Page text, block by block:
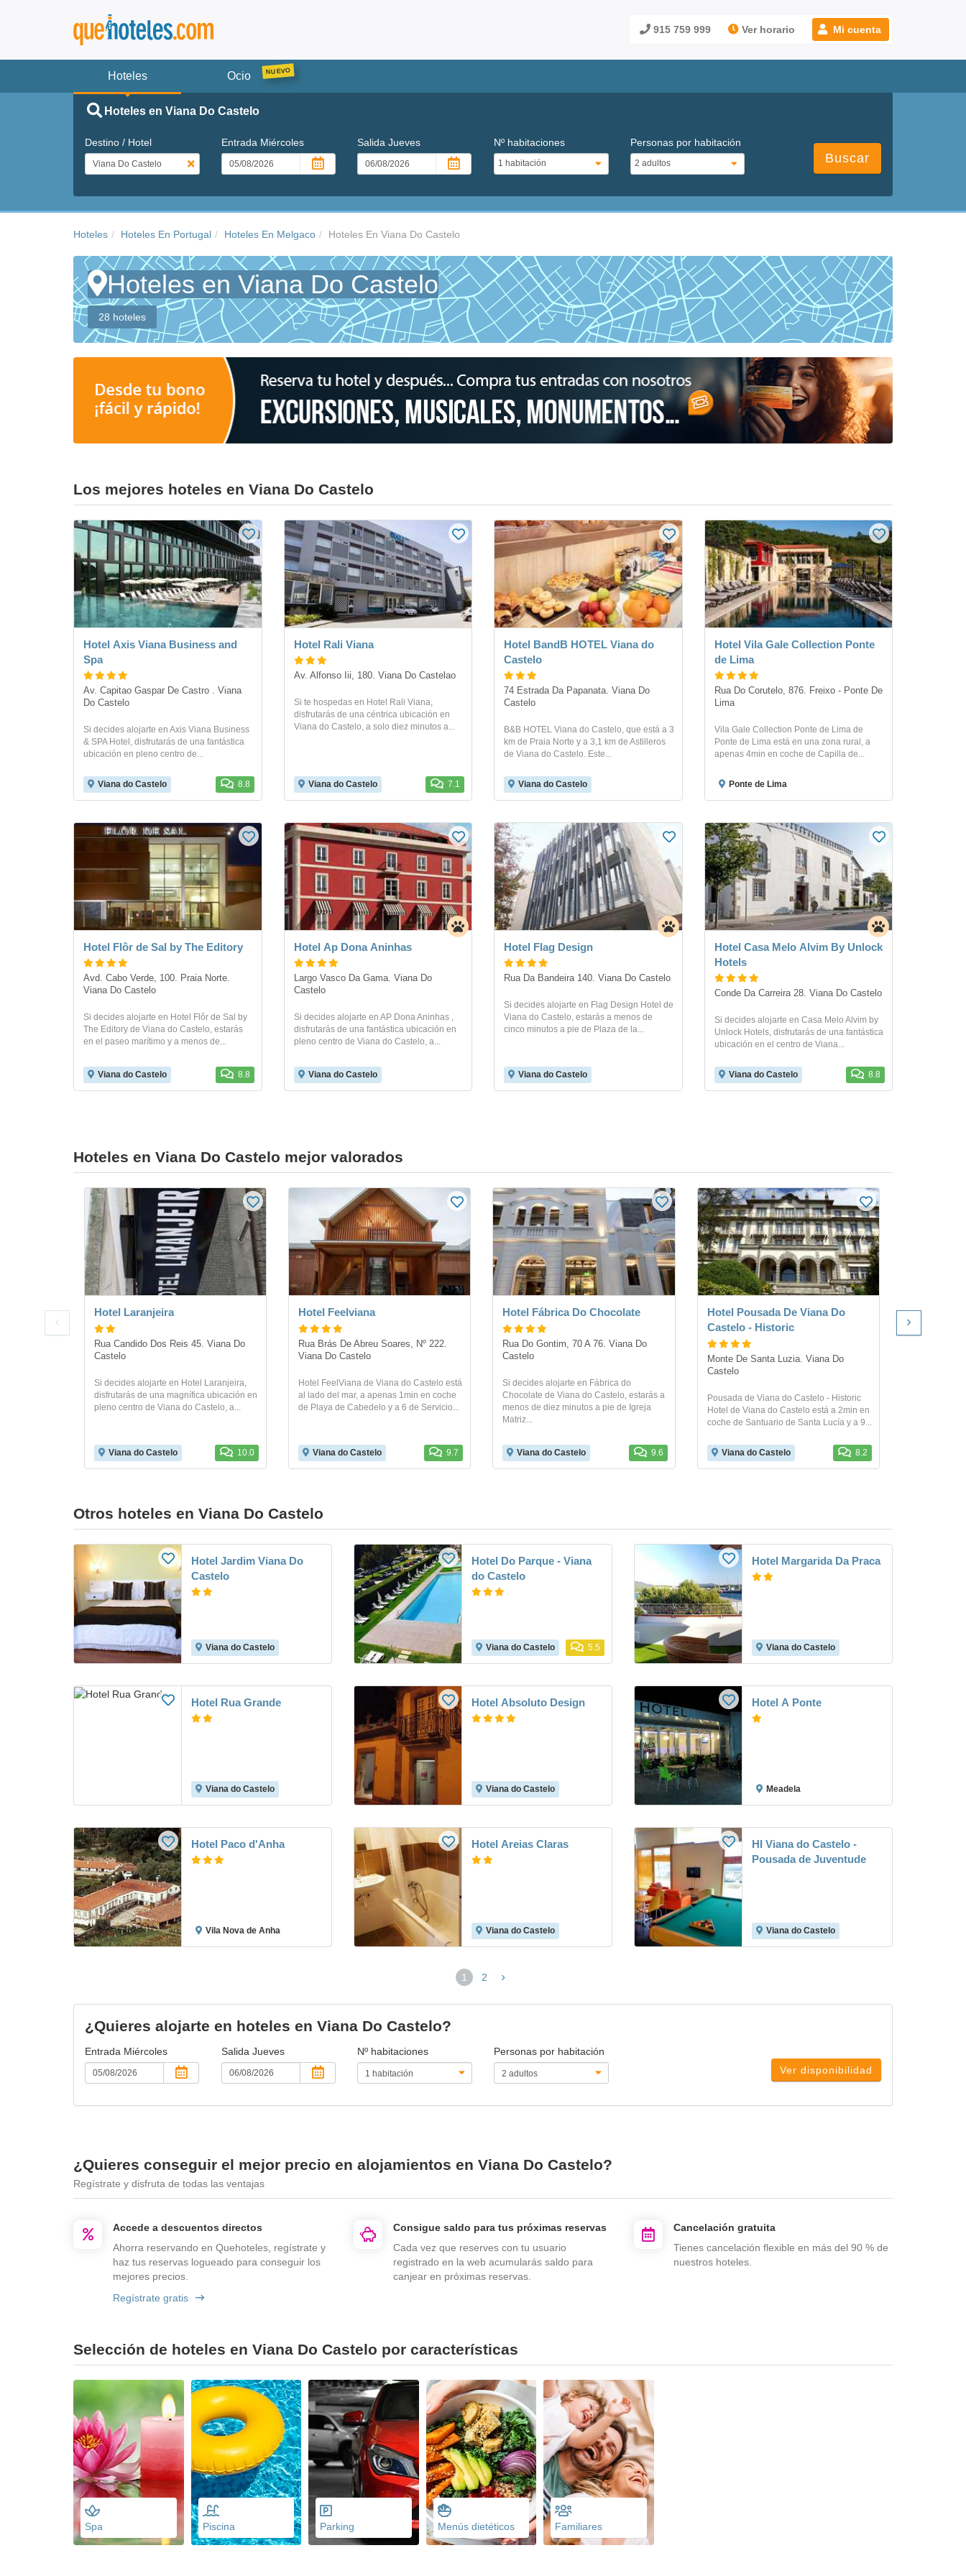
915 759 999 Ver horario Mi cuenta
Hoteles Ocio
Hoteles en Viana Do Castelo
Destino / Hotel Entrada Miércoles SalidaJueves Nº habitaciones Personas por habitación
Buscar
Hoteles Hoteles En Portugal Hoteles En Melgaco Hoteles En Viana Do Castelo
Hoteles en Viana Do Castelo
28 hoteles
Los mejores hoteles en Viana Do Castelo
Hotel Axis Viana Business and
Spa
Av. Capitao Gaspar De Castro . Viana
Do Castelo
Si decides alojarte en Axis Viana Business
& SPA Hotel, disfrutarás de una fantástica
ubicación en pleno centro de...
Viana do Castelo 8.8
Hotel Rali Viana
Av. Alfonso Iii, 180. Viana Do Castelao
Si te hospedas en Hotel Rali Viana,
disfrutarás de una céntrica ubicación en
Viana do Castelo, a solo diez minutos a...
Viana do Castelo 7.1
Hotel BandB HOTEL Viana do
Castelo
74 Estrada Da Papanata. Viana Do
Castelo
B&B HOTEL Viana do Castelo, que está a 3
km de Praia Norte y a 3,1 km de Astilleros
de Viana do Castelo. Este...
Viana do Castelo
Hotel Vila Gale Collection Ponte
de Lima
Rua Do Corutelo, 876. Freixo - Ponte De
Lima
Vila Gale Collection Ponte de Lima de
Ponte de Lima está en una zona rural, a
apenas 4min en coche de Capilla de...
Ponte de Lima
Hotel Flôr de Sal by The Editory
Avd. Cabo Verde, 100. Praia Norte.
Viana Do Castelo
Si decides alojarte en Hotel Flôr de Sal by
The Editory de Viana do Castelo, estarás
en el paseo marítimo y a menos de...
Viana do Castelo 8.8
Hotel Ap Dona Aninhas
Largo Vasco Da Gama. Viana Do
Castelo
Si decides alojarte en AP Dona Aninhas ,
disfrutarás de una fantástica ubicación en
pleno centro de Viana do Castelo, a...
Viana do Castelo
Hotel Flag Design
Rua Da Bandeira 140. Viana Do Castelo
Si decides alojarte en Flag Design Hotel de
Viana do Castelo, estarás a menos de
cinco minutos a pie de Plaza de la...
Viana do Castelo
Hotel Casa Melo Alvim By Unlock
Hotels
Conde Da Carreira 28. Viana Do Castelo
Si decides alojarte en Casa Melo Alvim by
Unlock Hotels, disfrutarás de una fantástica
ubicación en el centro de Viana...
Viana do Castelo 8.8
Hoteles en Viana Do Castelo mejor valorados
Hotel Laranjeira
Rua Candido Dos Reis 45. Viana Do
Castelo
Si decides alojarte en Hotel Laranjeira,
disfrutarás de una magnífica ubicación en
pleno centro de Viana do Castelo, a...
Viana do Castelo 10.0
Hotel Feelviana
Rua Brás De Abreu Soares, Nº 222.
Viana Do Castelo
Hotel FeelViana de Viana do Castelo está
al lado del mar, a apenas 1min en coche
de Playa de Cabedelo y a 6 de Servicio...
Viana do Castelo 9.7
Hotel Fábrica Do Chocolate
Rua Do Gontim, 70 A 76. Viana Do
Castelo
Si decides alojarte en Fábrica do
Chocolate de Viana do Castelo, estarás a
menos de diez minutos a pie de Igreja
Matriz...
Viana do Castelo 9.6
Hotel Pousada De Viana Do
Castelo - Historic
Monte De Santa Luzia. Viana Do
Castelo
Pousada de Viana do Castelo - Historic
Hotel de Viana do Castelo está a 2min en
coche de Santuario de Santa Lucía y a 9...
Viana do Castelo 8.2
Hotel
Otros hoteles en Viana Do Castelo
Hotel Jardim Viana Do
Castelo
Viana do Castelo
Hotel Do Parque - Viana
do Castelo
Viana do Castelo 5.5
Hotel Margarida Da Praca
Viana do Castelo
Hotel Rua Grande
Viana do Castelo
Hotel Absoluto Design
Viana do Castelo
Hotel A Ponte
Meadela
Hotel Paco d'Anha
Vila Nova de Anha
Hotel Areias Claras
Viana do Castelo
HI Viana do Castelo -
Pousada de Juventude
Viana do Castelo
1
(página
2
¿Quieres alojarte en hoteles en Viana Do Castelo?
Entrada Miércoles Salida Jueves Nº habitaciones
Personas por habitación
Ver disponibilidad
¿Quieres conseguir el mejor precio en alojamientos en Viana Do Castelo?
Regístrate y disfruta de todas las ventajas
Accede a descuentos directos
Ahorra reservando en Quehoteles, regístrate y
haz tus reservas logueado para conseguir los
mejores precios.
Regístrate gratis
Consigue saldo para tus próximas reservas
Cada vez que reserves con tu usuario
registrado en la web acumularás saldo para
canjear en próximas reservas.
Cancelación gratuita
Tienes cancelación flexible en más del 90 % de
nuestros hoteles.
Selección de hoteles en Viana Do Castelo por características
Spa Piscina Parking Menús dietéticos Familiares